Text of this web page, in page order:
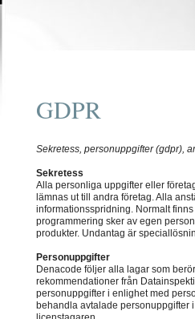
GDPR
Sekretess, personuppgifter (gdpr),
Sekretess
Alla personliga uppgifter eller
lämnas ut till andra företag. Alla
informationsspridning. Normalt
programmering sker av egen
produkter. Undantag är
Personuppgifter
Denacode följer alla lagar som
rekommendationer från
personuppgifter i enlighet med
behandla avtalade personuppgifter